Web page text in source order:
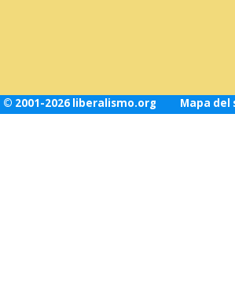
© 2001-2026 liberalismo.org Mapa del